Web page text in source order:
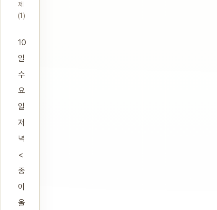
제
(1)
10
일
수
요
일
저
녁
<
종
이
울